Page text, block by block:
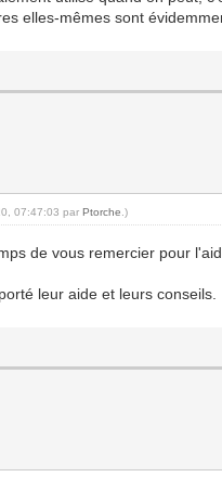
elles-mêmes sont
07:47:03 parPtorche .)
de vous remercier pour
leur aide et leurs conseils.